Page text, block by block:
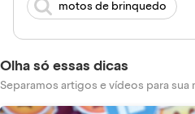
motos de brinquedo
Olha só essas dicas
Separamos artigos e vídeos para sua